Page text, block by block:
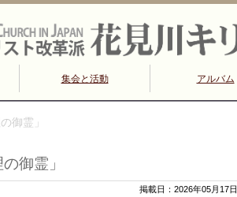
集会と活動 アルバム
御霊」
御霊」
掲載日：2026年05月17日